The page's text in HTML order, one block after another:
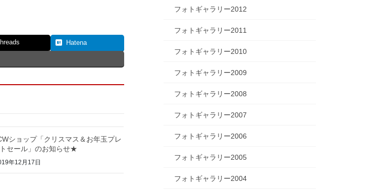
Hatena
ショップ「クリスマス＆お年玉プレ
セール」のお知らせ★
年12月17日
フォトギャラリー2012
フォトギャラリー2011
フォトギャラリー2010
フォトギャラリー2009
フォトギャラリー2008
フォトギャラリー2007
フォトギャラリー2006
フォトギャラリー2005
フォトギャラリー2004